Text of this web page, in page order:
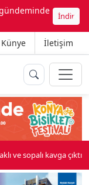
İndir
Künye İletişim
ve sopalı kavga çıktı